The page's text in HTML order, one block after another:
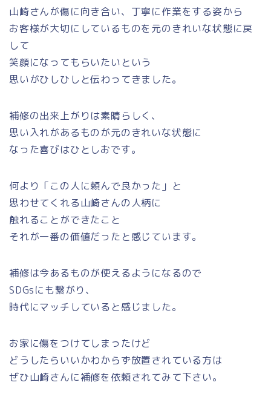
山崎さんが傷に向き合い、丁寧に作業をする姿から
お客様が大切にしているものを元のきれいな状態に戻
して
笑顔になってもらいたいという
思いがひしひしと伝わってきました。
補修の出来上がりは素晴らしく、
思い入れがあるものが元のきれいな状態に
なった喜びはひとしおです。
何より「この人に頼んで良かった」と
思わせてくれる山崎さんの人柄に
触れることができたこと
それが一番の価値だったと感じています。
補修は今あるものが使えるようになるので
SDGsにも繋がり、
時代にマッチしていると感じました。
お家に傷をつけてしまったけど
どうしたらいいかわからず放置されている方は
ぜひ山崎さんに補修を依頼されてみて下さい。